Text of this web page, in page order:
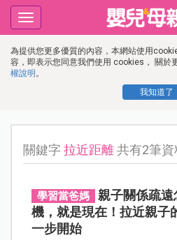
為提供您更多優質的內容，本網站使用
容，即表示您同意我們使用 cookies， 關於
權說明 。
我知道了
Toggle
navigation
關鍵字拉近距離共有2筆資
學習當爸媽
親子關係疏
機，就是現在！拉近親子
一步開始